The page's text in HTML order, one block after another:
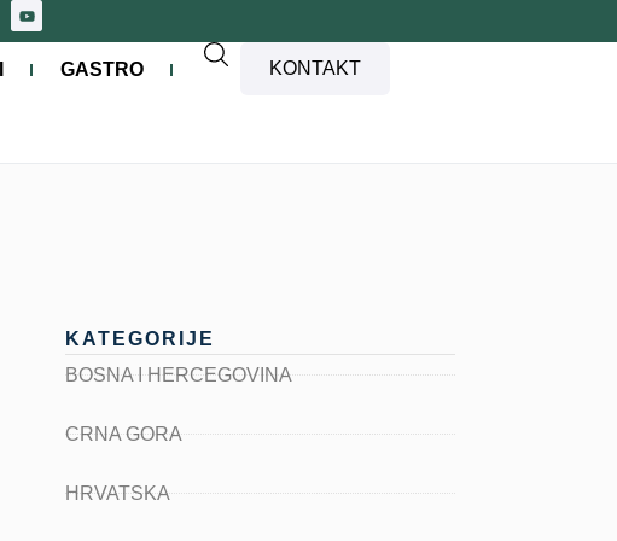
GASTRO KONTAKT
KATEGORIJE
BOSNA I HERCEGOVINA
CRNA GORA
HRVATSKA